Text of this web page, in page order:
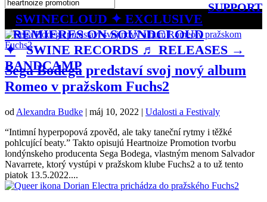
SUPPORT
SWINECLOUD ✦ EXCLUSIVE
PREMIERES ON SOUNDCLOUD
✦
SWINE RECORDS ♬ RELEASES →
BANDCAMP
Sega Bodega predstaví svoj nový album
Romeo v pražskom Fuchs2
od Alexandra Budke | máj 10, 2022 | Udalosti a Festivaly
“Intimní hyperpopová zpověd, ale taky taneční rytmy i těžké
pohlcující beaty.” Takto opisujú Heartnoize Promotion tvorbu
londýnskeho producenta Sega Bodega, vlastným menom Salvador
Navarrete, ktorý vystúpi v pražskom klube Fuchs2 a to už tento
piatok 13.5.2022....